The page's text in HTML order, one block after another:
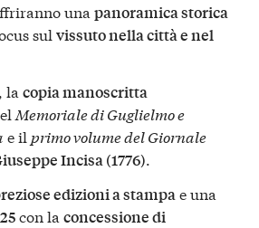
una panoramica storica
sul vissuto nella città e nel
la copia manoscritta
Memoriale di Guglielmo e
e il primo volume del Giornale
Incisa (1776).
edizioni a stampae una
con la concessione di